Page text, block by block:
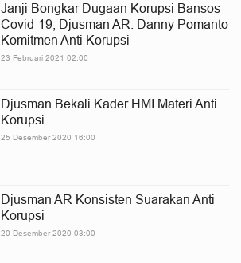
Janji Bongkar Dugaan Korupsi Bansos
Covid-19, Djusman AR: Danny Pomanto
Komitmen Anti Korupsi
23 Februari 2021 02:00
Djusman Bekali Kader HMI Materi Anti
Korupsi
25 Desember 2020 16:00
Djusman AR Konsisten Suarakan Anti
Korupsi
20 Desember 2020 03:00